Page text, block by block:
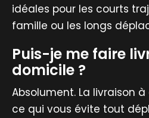
idéales pour les courts
famille ou les longs
Puis-je me faire
domicile ?
Absolument. La livraison
ce qui vous évite tout